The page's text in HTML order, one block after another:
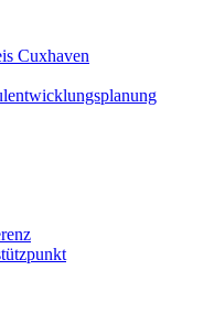
Cuxhaven